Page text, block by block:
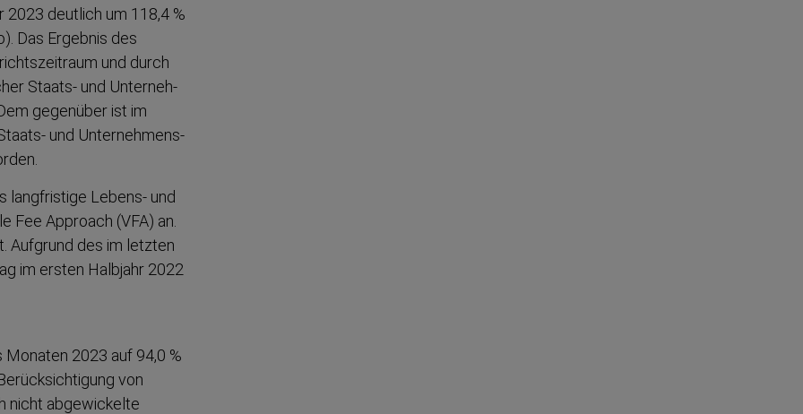
2023 deutlich um 118,4 %
Das Ergebnis des
und durch
Staats- und Unterneh­
gegenüber ist im
und Unterneh­mens­
langfristige Lebens- und
Fee Approach (VFA) an.
Aufgrund des im letzten
im ersten Halbjahr 2022
2023 auf 94,0 %
von
nicht abgewi­ckelte